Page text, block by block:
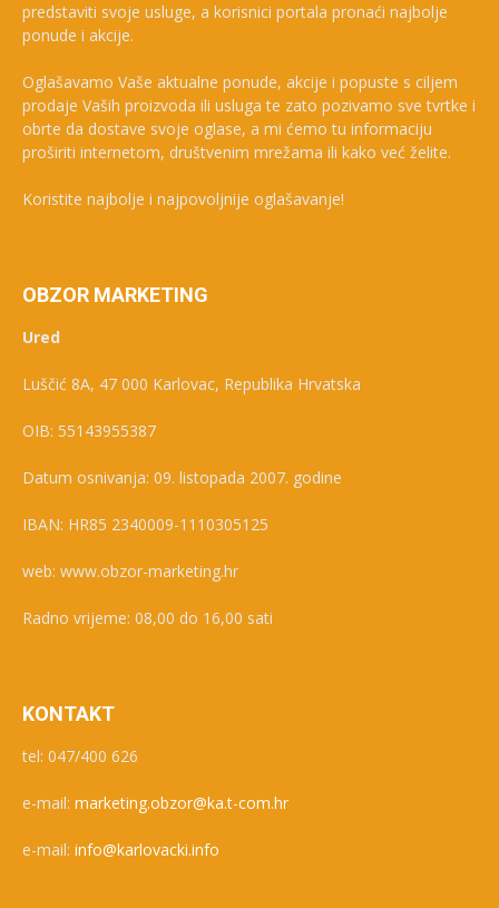
predstaviti svoje usluge, a korisnici portala pronaći najbolje
ponude i akcije.
Oglašavamo Vaše aktualne ponude, akcije i popuste s ciljem
prodaje Vaših proizvoda ili usluga te zato pozivamo sve tvrtke i
obrte da dostave svoje oglase, a mi ćemo tu informaciju
proširiti internetom, društvenim mrežama ili kako već želite.
Koristite najbolje i najpovoljnije oglašavanje!
OBZOR MARKETING
Ured
Luščić 8A, 47 000 Karlovac, Republika Hrvatska
OIB: 55143955387
Datum osnivanja: 09. listopada 2007. godine
IBAN: HR85 2340009-1110305125
web: www.obzor-marketing.hr
Radno vrijeme: 08,00 do 16,00 sati
KONTAKT
tel: 047/400 626
e-mail: marketing.obzor@ka.t-com.hr
e-mail: info@karlovacki.info